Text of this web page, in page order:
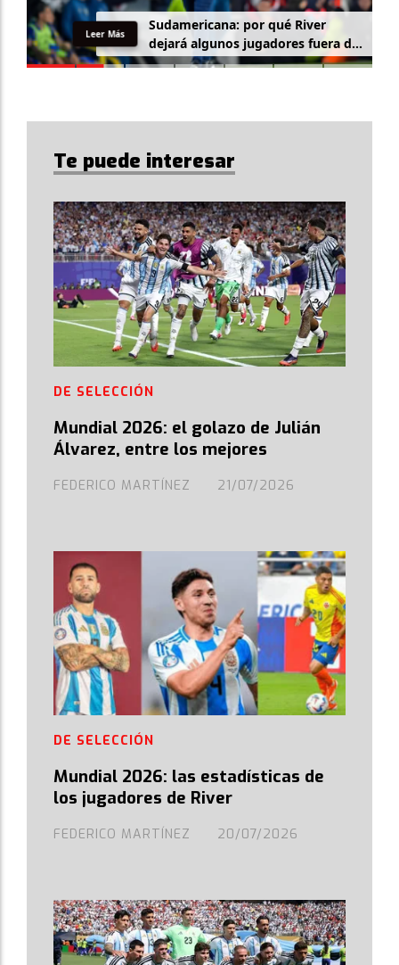
Sudamericana: por qué River
dejará algunos jugadores fuera de
la lista
Leer Más
Te puede interesar
Mundial 2026: el golazo de Julián
Álvarez, entre los mejores
FEDERICO MARTÍNEZ
DE SELECCIÓN
21/07/2026
Mundial 2026: las estadísticas de
los jugadores de River
FEDERICO MARTÍNEZ
DE SELECCIÓN
20/07/2026